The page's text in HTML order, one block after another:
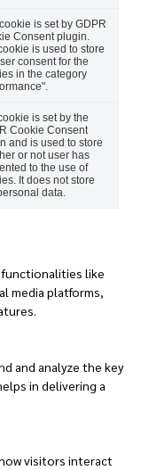
is set by GDPR
Consent plugin.
is used to store
consent for the
in the category
is set by the
Cookie Consent
and is used to store
or not user has
to the use of
It does not store
data.
like
media platforms,
and analyze the key
in delivering a
visitors interact